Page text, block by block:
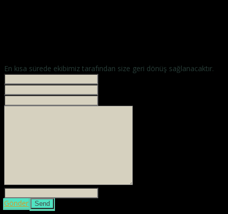
En kısa sürede ekibimiz tarafından size geri dönüş sağlanacaktır.
Gönder